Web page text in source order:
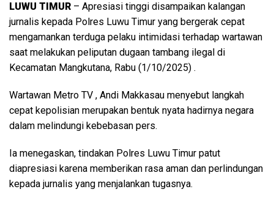
LUWU TIMUR – Apresiasi tinggi disampaikan kalangan
jurnalis kepada Polres Luwu Timur yang bergerak cepat
mengamankan terduga pelaku intimidasi terhadap wartawan
saat melakukan peliputan dugaan tambang ilegal di
Kecamatan Mangkutana, Rabu (1/10/2025) .
Wartawan Metro TV , Andi Makkasau menyebut langkah
cepat kepolisian merupakan bentuk nyata hadirnya negara
dalam melindungi kebebasan pers.
Ia menegaskan, tindakan Polres Luwu Timur patut
diapresiasi karena memberikan rasa aman dan perlindungan
kepada jurnalis yang menjalankan tugasnya.